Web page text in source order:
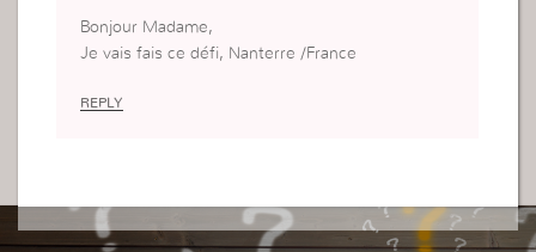
Bonjour Madame,
Je vais fais ce défi, Nanterre /France
REPLY